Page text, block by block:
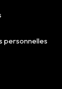
personnelles